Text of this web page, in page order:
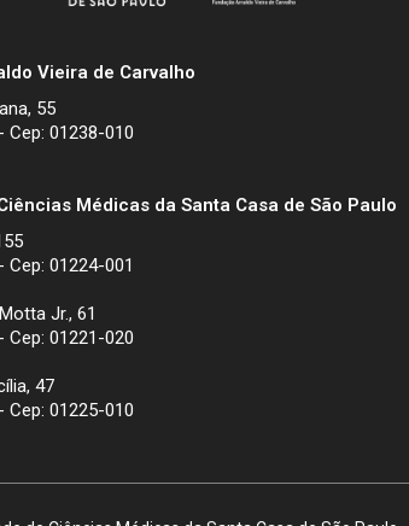
Vieira de Carvalho
55
Cep: 01238-010
Médicas da Santa Casa de São Paulo
Cep: 01224-001
Jr., 61
Cep: 01221-020
47
Cep: 01225-010